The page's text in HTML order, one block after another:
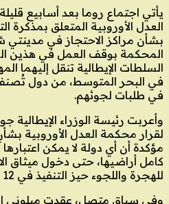
يأتي اجتماع روما بعد أسابيع
العدل الأوروبية المتعلق بمذكرة
بشأن مراكز الاحتجاز في
المحكمة بوقف العمل في هذين
السلطات الإيطالية تنقل إليهما
في البحر المتوسط، من دول تُصنف
في طلبات لجوئهم.
وأعربت رئيسة الوزراء الإيطالية
لقرار محكمة العدل الأوروبية
مؤكدة أن أي دولة لا يمكن
كامل أراضيها، حتى دخول ميثاق
للهجرة واللجوء حيز التنفيذ في 12 يونيو المقبل.
وفي سياق متصل، عقدت ميلوني